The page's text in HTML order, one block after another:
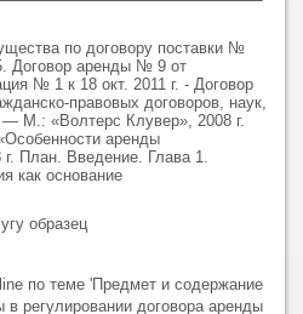
по договору поставки №
Договор аренды № 9 от
№ 1 к 18 окт. 2011 г. - Договор
правовых договоров, наук,
М.: «Волтерс Клувер», 2008 г.
аренды
План. Введение. Глава 1.
как основание
по теме 'Предмет и содержание
регулировании договора аренды